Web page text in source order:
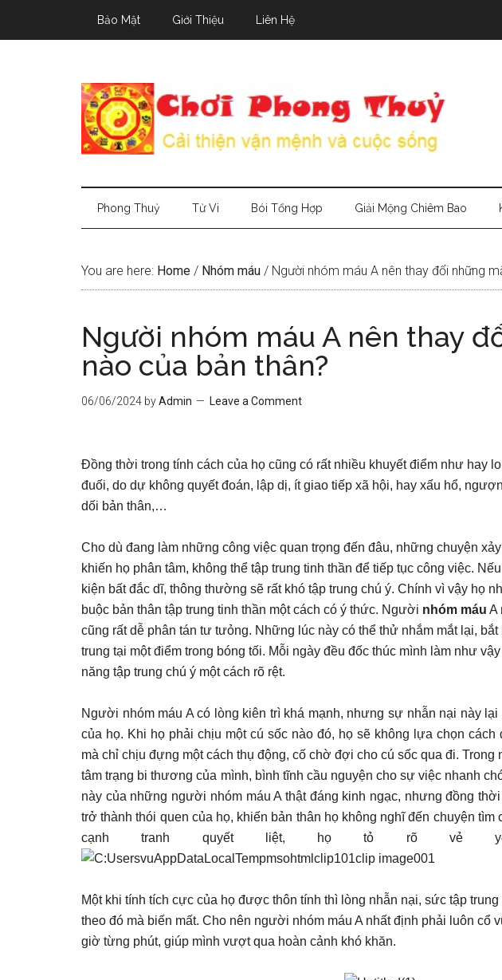
Bảo Mật Giới Thiệu Liên Hệ
Phong Thuỷ Tử Vi Bói Tổng Hợp Giải Mộng Chiêm Bao
You are here: Home / Nhóm máu / Người nhóm máu A nên thay đổi những
Người nhóm máu A nên thay
nào của bản thân?
06/06/2024 byAdmin Leave a Comment
Đồng thời trong tính cách của họ cũng có rất nhiều khuyết điểm như hay
đuối, do dự không quyết đoán, lập dị, ít giao tiếp xã hội, hay xấu hổ,
dối bản thân,…
Cho dù đang làm những công việc quan trọng đến đâu, những chuyện
khiến họ phân tâm, không thể tập trung tinh thần để tiếp tục công việc.
kiện bất đắc dĩ, thông thường sẽ rất khó tập trung chú ý. Chính vì vậy họ
buộc bản thân tập trung tinh thần một cách có ý thức. Người nhóm máu A
cũng rất dễ phân tán tư tưỏng. Những lúc này có thể thử nhắm mắt lại,
trung tại một điểm trong bóng tối. Mỗi ngày đều đốc thúc mình làm như
năng tập trung chú ý một cách rõ rệt.
Người nhóm máu A có lòng kiên trì khá mạnh, nhưng sự nhẫn nại này
của họ. Khi họ phải chịu một cú sốc nào đó, họ sẽ không lựa chọn cách
mà chỉ chịu đựng một cách thụ động, cố chờ đợi cho cú sốc qua đi. Trong
tâm trạng bi thương của mình, bình tĩnh cầu nguyện cho sự việc nhanh
này của những người nhóm máu A thật đáng kinh ngạc, nhưng đồng
trở thành thói quen của họ, khiến bản thân họ không nghĩ đến chuyện
cạnh tranh quyết liệt, họ tỏ rõ vẻ
Một khi tính tích cực của họ được thôn tính thì lòng nhẫn nại, sức tập
theo đó mà biến mất. Cho nên người nhóm máu A nhất định phải luôn cổ
giờ từng phút, giúp mình vượt qua hoàn cảnh khó khăn.